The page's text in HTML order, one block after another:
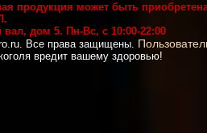
продукция может быть
дом 5. Пн-Вс, с 10:00-22:00
Все права защищены.
вредит вашему здоровью!